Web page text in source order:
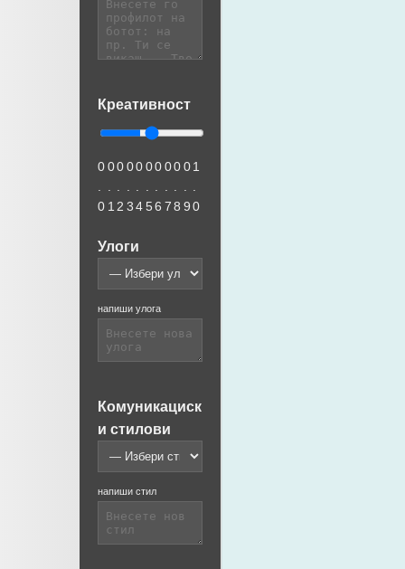
Креативност
0
.
0
0
.
1
0
.
2
0
.
3
0
.
4
0
.
5
0
.
6
0
.
7
0
.
8
0
.
9
1
.
0
Улоги
напиши улога
Комуникациск
и стилови
напиши стил